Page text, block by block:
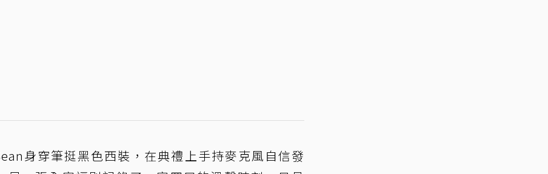
身穿筆挺黑色西裝，在典禮上手持麥克風自信發